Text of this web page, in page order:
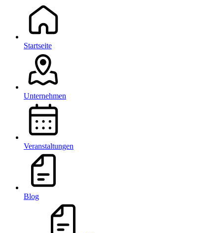
Startseite
Unternehmen
Veranstaltungen
Blog